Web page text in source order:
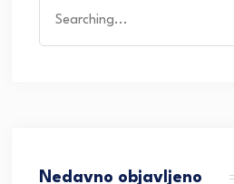
for:
Nedavno objavljeno